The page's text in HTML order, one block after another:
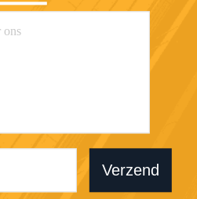
Verzend